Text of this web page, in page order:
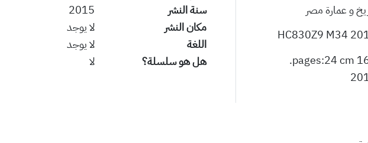
و عمارة مصر
HC830Z9 M34
165
سنة النشر
2015
مكان النشر
لا يوجد
اللغة
لا يوجد
هل هو سلسلة؟
لا